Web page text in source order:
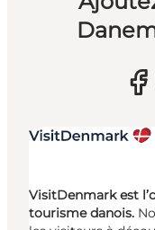
VisitDenmark est
tourisme danois.